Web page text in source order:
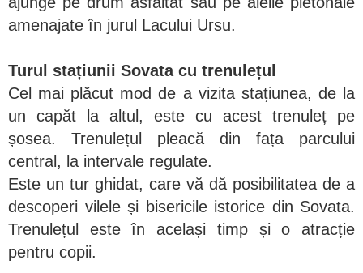
amenajate în jurul Lacului Ursu.
Turul stațiunii Sovata cu trenulețul
Cel mai plăcut mod de a vizita stațiunea, de la
un capăt la altul, este cu acest trenuleț pe
șosea. Trenulețul pleacă din fața parcului
central, la intervale regulate.
Este un tur ghidat, care vă dă posibilitatea de a
descoperi vilele și bisericile istorice din Sovata.
Trenulețul este în același timp și o atracție
pentru copii.